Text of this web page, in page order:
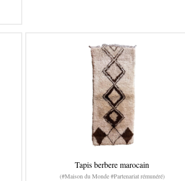
Tapis berbere marocain
(#Maison du Monde #Partenariat rémunéré)